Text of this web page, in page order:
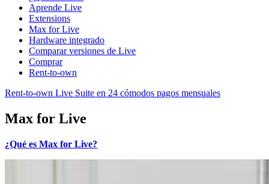
Aprende Live
Extensions
Max for Live
Hardware integrado
Comparar versiones de Live
Comprar
Rent-to-own
Rent-to-own Live Suite en 24 cómodos pagos mensuales
Max for Live
¿Qué es Max for Live?